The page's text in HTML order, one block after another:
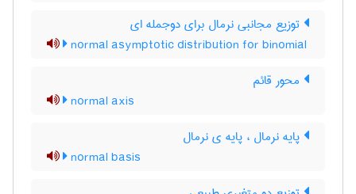
توزیع مجانبی نرمال برای دوجمله ای
normal asymptotic distribution for binomial
محور قائم
normal axis
پایه نرمال ، پایه ی نرمال
normal basis